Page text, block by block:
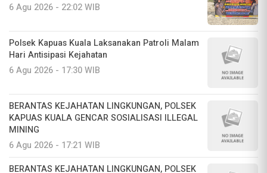
6 Agu 2026 - 22:02 WIB
Polsek Kapuas Kuala Laksanakan Patroli Malam
Hari Antisipasi Kejahatan
6 Agu 2026 - 17:30 WIB
BERANTAS KEJAHATAN LINGKUNGAN, POLSEK
KAPUAS KUALA GENCAR SOSIALISASI ILLEGAL
MINING
6 Agu 2026 - 17:21 WIB
BERANTAS KEJAHATAN LINGKUNGAN, POLSEK